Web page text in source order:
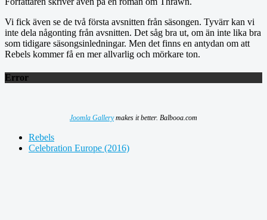
Vi fick även se de två första avsnitten från säsongen. Tyvärr kan vi
inte dela någonting från avsnitten. Det såg bra ut, om än inte lika bra
som tidigare säsongsinledningar. Men det finns en antydan om att
Rebels kommer få en mer allvarlig och mörkare ton.
Error
Joomla Gallerymakes it better. Balbooa.com
Rebels
Celebration Europe (2016)